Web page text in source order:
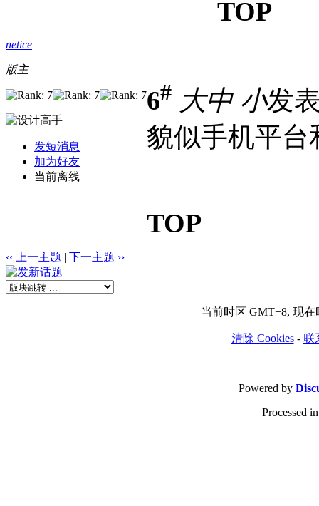
TOP
netice
版主
发短消息
加为好友
当前离线
6# 大中 小发
貌似手机平台
TOP
‹‹ 上一主题 | 下一主题 ››
当前时区 GMT+8, 现在
清除 Cookies- 联
Powered by
Processed